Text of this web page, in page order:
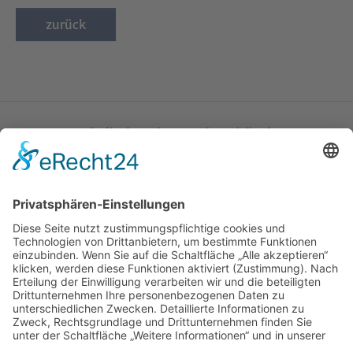
zurück
Katholische Privat-Universität Linz
Bethlehemstraße 20
T:+43 732 / 784293
E:office[at]ku-linz.at